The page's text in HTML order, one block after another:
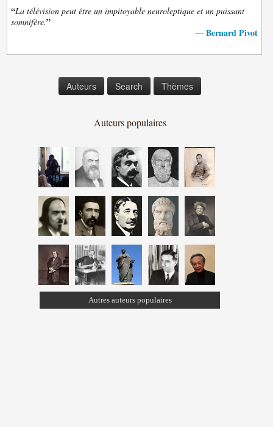
“La télévision peut être un impitoyable neuroleptique et un puissant
somnifère.”
— Bernard Pivot
Auteurs Search Thèmes
Auteurs populaires
Autres auteurs populaires